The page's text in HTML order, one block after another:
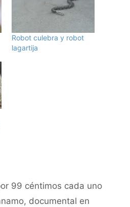
Robot culebra y robot
lagartija
99 céntimos cada uno
documental en